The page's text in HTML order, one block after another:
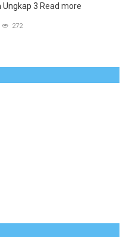
Ungkap 3 Read more
272